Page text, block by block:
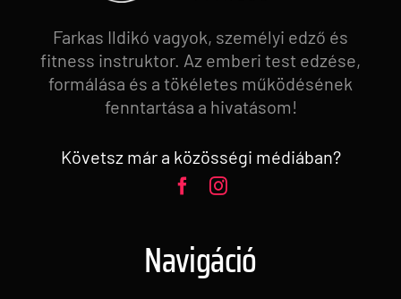
Farkas Ildikó vagyok, személyi edző és
fitness instruktor. Az emberi test edzése,
formálása és a tökéletes működésének
fenntartása a hivatásom!
Követsz már a közösségi médiában?
Navigáció